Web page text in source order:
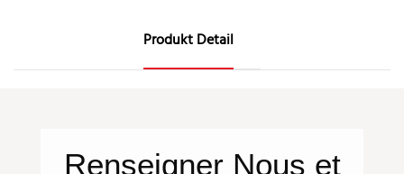
Produkt Detail
Renseigner Nous et